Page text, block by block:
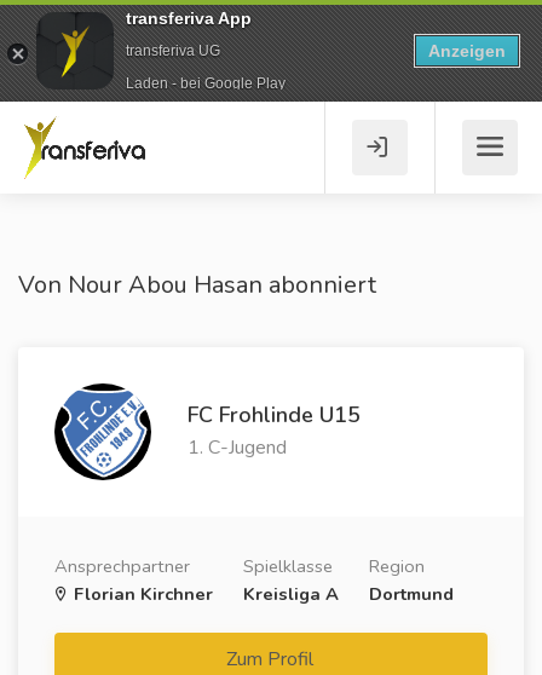
Von Nour Abou Hasan abonniert
FC Frohlinde U15
1. C-Jugend
Ansprechpartner
Florian Kirchner
Spielklasse
Kreisliga A
Region
Dortmund
Zum Profil
transferiva App
transferiva UG
Laden - bei Google Play
Anzeigen